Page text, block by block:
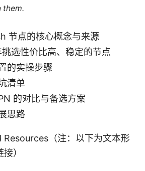
them.
节点的核心概念与来源
选性价比高、稳定的节点
的实操步骤
清单
的对比与备选方案
思路
Resources（注：以下为文本形
）